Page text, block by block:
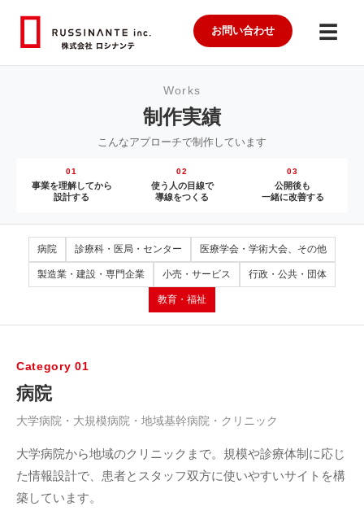
お問い合わせ ☰
Works
制作実績
こんなアプローチで制作しています
01
事業を理解してから
設計する
02
使う人の目線で
導線をつくる
03
公開後も
一緒に改善する
病院 診療科・医局・センター 医療学会・学術大会、その他
製造業・建設・専門企業 小売・サービス 行政・公共・団体
教育・福祉
Category 01
病院
大学病院・大規模病院・地域基幹病院・クリニック
大学病院から地域のクリニックまで。規模や診療体制に応じ
た情報設計で、患者とスタッフ双方に使いやすいサイトを構
築しています。